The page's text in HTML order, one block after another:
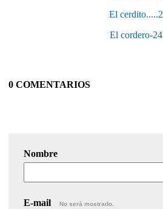
El cerdito.....2
El cordero-24
0 COMENTARIOS
Nombre
E-mail No será mostrado.